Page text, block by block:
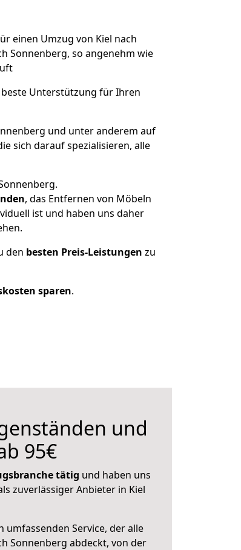
einen Umzug von Kiel nach
Sonnenberg, so angenehm wie
Unterstützung für Ihren
und unter anderem auf
sich darauf spezialisieren, alle
, das Entfernen von Möbeln
ist und haben uns daher
den besten Preis-Leistungen zu
sparen.
und
95€
tätig und haben uns
zuverlässiger Anbieter in Kiel
umfassenden Service, der alle
Sonnenberg abdeckt, von der